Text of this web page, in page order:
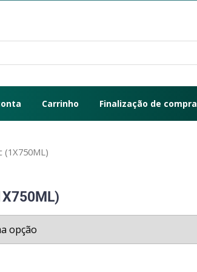
Carrinho Finalização de compra
(1X750ML)